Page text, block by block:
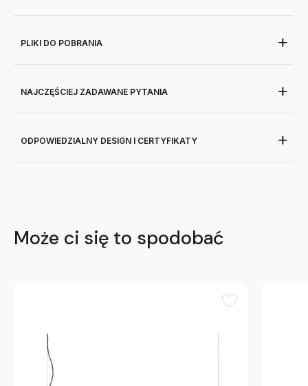
PLIKI DO POBRANIA
NAJCZĘŚCIEJ ZADAWANE PYTANIA
ODPOWIEDZIALNY DESIGN I CERTYFIKATY
Może ci się to spodobać